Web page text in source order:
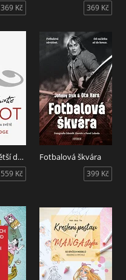
369 Kč 369 Kč
Poirot - Největší detektiv na světě
559 Kč
Fotbalová škvára
399 Kč